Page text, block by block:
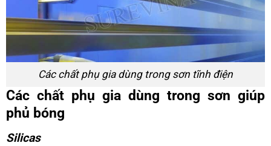
Các chất phụ gia dùng trong sơn tĩnh điện
Các chất phụ gia dùng trong sơn giúp
phủ bóng
Silicas